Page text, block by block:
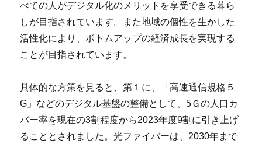
べての人がデジタル化のメリットを享受できる暮ら
しが目指されています。また地域の個性を生かした
活性化により、ボトムアップの経済成長を実現する
ことが目指されています。
具体的な方策を見ると、第１に、「高速通信規格５
G」などのデジタル基盤の整備として、5Ｇの人口カ
バー率を現在の3割程度から2023年度9割に引き上げ
ることとされました。光ファイバーは、2030年まで